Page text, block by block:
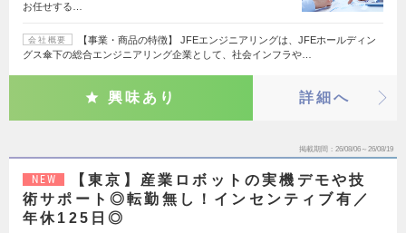
お任せする…
会社概要
【事業・商品の特徴】 JFEエンジニアリングは、JFEホールディン
グス傘下の総合エンジニアリング企業として、社会インフラや…
興味あり 詳細へ
掲載期間 26/08/06～26/08/19
NEW
【東京】産業ロボットの実機デモや技
術サポート◎転勤無し！インセンティブ有／
年休125日◎